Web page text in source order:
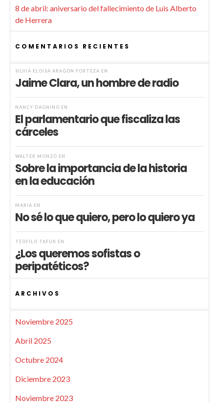
8 de abril: aniversario del fallecimiento de Luis Alberto
de Herrera
COMENTARIOS RECIENTES
SILVIA ELOISA ARAGÓN FORTEZA EN
Jaime Clara, un hombre de radio
NANCY DAGNINO EN
El parlamentario que fiscaliza las
cárceles
WALTER MONZÓ EN
Sobre la importancia de la historia
en la educación
MARIA EN
No sé lo que quiero, pero lo quiero ya
TEÓFILO TAFUR EN
¿Los queremos sofistas o
peripatéticos?
ARCHIVOS
Noviembre 2025
Abril 2025
Octubre 2024
Diciembre 2023
Noviembre 2023